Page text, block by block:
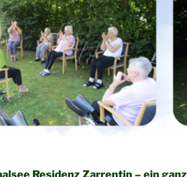
Residenz Zarrentin – ein